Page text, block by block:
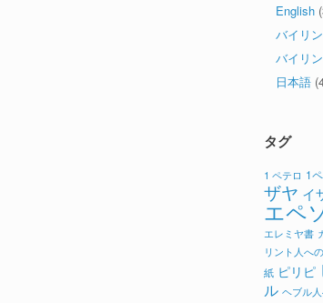
English
バイリ
バイリ
日本語
タグ
1 ペテロ 1
ザヤ イ
エペ
エレミヤ書
リント人へ
紙 ピリピ
ル ヘブル